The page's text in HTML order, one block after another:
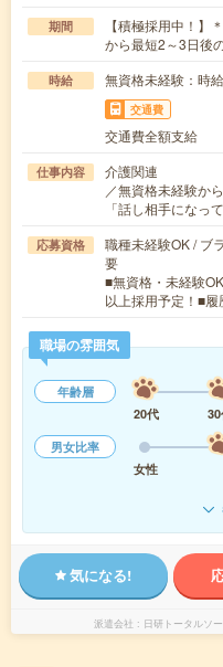
期間
【積極採用中！】
から最短2～3日後
時給 無資格未経験：
交通費
交通費全額支給
仕事内容
介護関連
／無資格未経験か
「話し相手になっ
応募資格
職種未経験OK / ブ
要
■無資格・未経験
以上採用予定！■
職場の雰囲気
年齢層
20代
男女比率
女性
気になる!
派遣会社 日研トータルソ